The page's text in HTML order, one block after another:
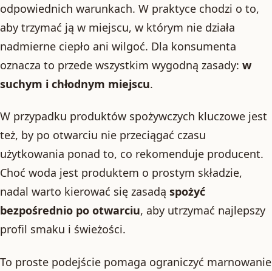
odpowiednich warunkach. W praktyce chodzi o to,
aby trzymać ją w miejscu, w którym nie działa
nadmierne ciepło ani wilgoć. Dla konsumenta
oznacza to przede wszystkim wygodną zasady: w
suchym i chłodnym miejscu.
W przypadku produktów spożywczych kluczowe jest
też, by po otwarciu nie przeciągać czasu
użytkowania ponad to, co rekomenduje producent.
Choć woda jest produktem o prostym składzie,
nadal warto kierować się zasadą spożyć
bezpośrednio po otwarciu, aby utrzymać najlepszy
profil smaku i świeżości.
To proste podejście pomaga ograniczyć marnowanie